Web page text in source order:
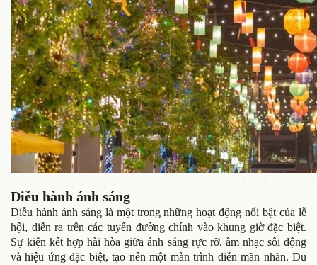
Diễu hành ánh sáng
Diễu hành ánh sáng là một trong những hoạt động nổi bật của lễ
hội, diễn ra trên các tuyến đường chính vào khung giờ đặc biệt.
Sự kiện kết hợp hài hòa giữa ánh sáng rực rỡ, âm nhạc sôi động
và hiệu ứng đặc biệt, tạo nên một màn trình diễn mãn nhãn. Du